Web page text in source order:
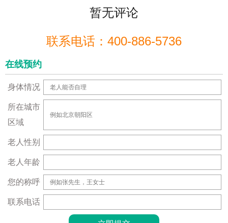
暂无评论
联系电话：400-886-5736
在线预约
身体情况
所在城市
区域
老人性别
老人年龄
您的称呼
联系电话